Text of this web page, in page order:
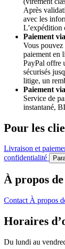
Après
avec les
L’expédition
Paiement
Vous pouvez
paiement en
PayPal offre
sécurisés
litige, un
Paiement
Service de
instantané,
Pour les
Livraison et
confidentialité
À propos
Contact À propos
Horaires
Du lundi au